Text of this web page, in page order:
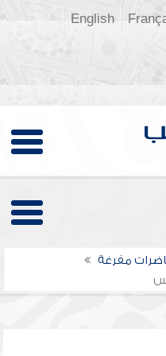
English
مفرغة